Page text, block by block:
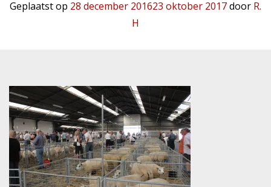
Geplaatst op 28 december 201623 oktober 2017door R.
H